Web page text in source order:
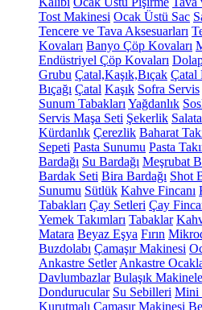
Tost Makinesi Ocak Üstü Sac
Tencere ve Tava Aksesuarları
Kovaları Banyo Çöp Kovaları
Endüstriyel Çöp Kovaları
Grubu Çatal,Kaşık,Bıçak Çatal
Bıçağı Çatal Kaşık Sofra Servis
Sunum Tabakları Yağdanlık
Servis Maşa Seti Şekerlik
Kürdanlık Çerezlik Baharat
Sepeti Pasta Sunumu Pasta
Bardağı Su Bardağı Meşrubat
Bardak Seti Bira Bardağı Shot
Sunumu Sütlük Kahve Fincanı
Tabakları Çay Setleri Çay
Yemek Takımları Tabaklar
Matara Beyaz Eşya Fırın
Buzdolabı Çamaşır Makinesi
Ankastre Setler Ankastre
Davlumbazlar Bulaşık
Dondurucular Su Sebilleri Mini
Kurutmalı Çamaşır Makinesi